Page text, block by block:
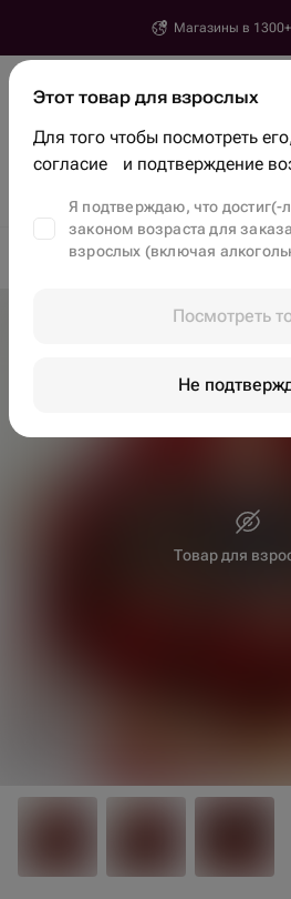
Магазины в
Введите город, улицу и дом доставки
Найти товары и магазины
Тренды Цветы Бенто-
Доставка цветов в Ереване
Товар для
Этот товар для взрослых
Для того чтобы посмотреть
согласие и подтверждение
Я подтверждаю, что достиг(-
законом возраста для
взрослых (включая
Не
Посмотреть